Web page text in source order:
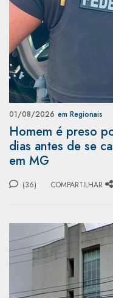
01/08/2026 em Regionais
Homem é preso
dias antes de se
em MG
(36) COMPARTILHAR